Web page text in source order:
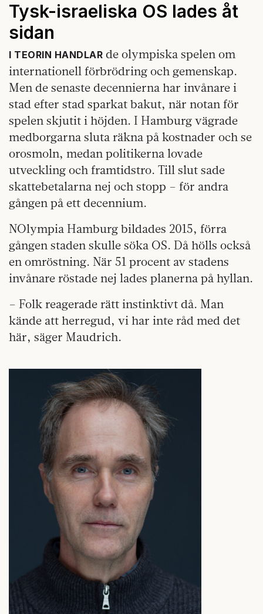
Tysk-israeliska OS lades åt
sidan
I TEORIN HANDLAR de olympiska spelen om
internationell förbrödring och gemenskap.
Men de senaste decennierna har invånare i
stad efter stad sparkat bakut, när notan för
spelen skjutit i höjden. I Hamburg vägrade
medborgarna sluta räkna på kostnader och se
orosmoln, medan politikerna lovade
utveckling och framtidstro. Till slut sade
skattebetalarna nej och stopp – för andra
gången på ett decennium.
NOlympia Hamburg bildades 2015, förra
gången staden skulle söka OS. Då hölls också
en omröstning. När 51 procent av stadens
invånare röstade nej lades planerna på hyllan.
– Folk reagerade rätt instinktivt då. Man
kände att herregud, vi har inte råd med det
här, säger Maudrich.